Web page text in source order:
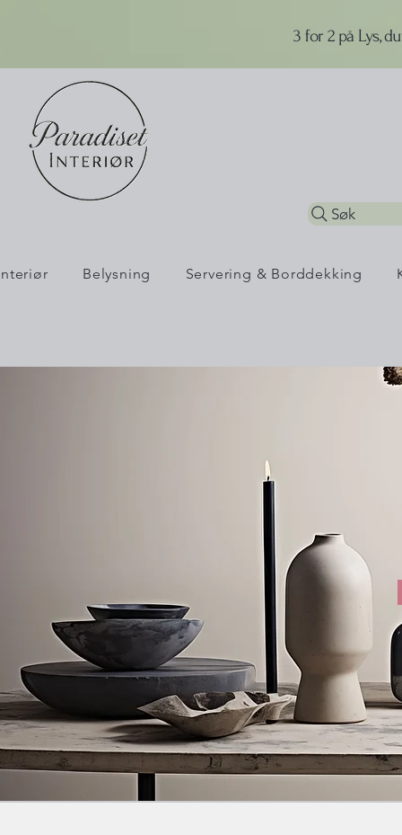
3 for 2 på Lys,
Søk
Belysning Servering & Borddekking